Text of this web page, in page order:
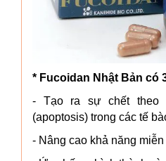
* Fucoidan Nhật Bản có
- Tạo ra sự chết theo
(apoptosis) trong các tế
- Nâng cao khả năng miễn